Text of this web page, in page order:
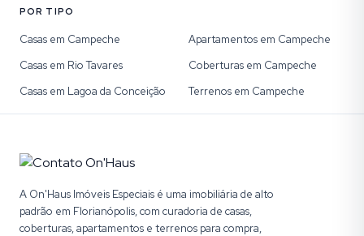
POR TIPO
Casas em Campeche
Apartamentos em Campeche
Casas em Rio Tavares
Coberturas em Campeche
Casas em Lagoa da Conceição
Terrenos em Campeche
A On'Haus Imóveis Especiais é uma imobiliária de alto
padrão em Florianópolis, com curadoria de casas,
coberturas, apartamentos e terrenos para compra,